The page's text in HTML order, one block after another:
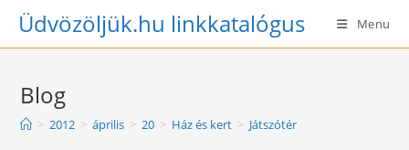
SkipÜdvözöljük.hu linkkatalógus Menu
Blog
> 2012 > április > 20 > Ház és kert > Játszótér